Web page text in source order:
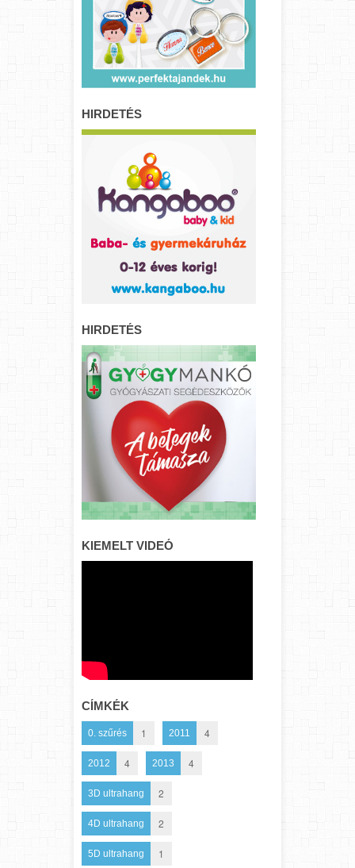
HIRDETÉS
HIRDETÉS
KIEMELT VIDEÓ
CÍMKÉK
0. szűrés 1 2011 4
2012 4 2013 4
3D ultrahang 2
4D ultrahang 2
5D ultrahang 1